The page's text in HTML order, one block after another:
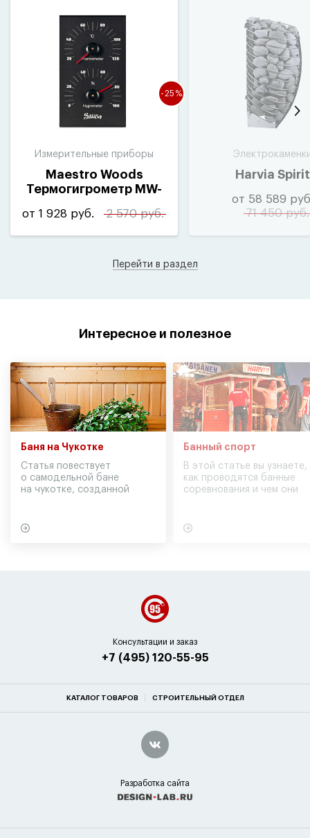
-25%
Измерительные приборы
Maestro Woods
Термогигрометр MW-
от 1 928 руб. 2 570 руб.
Harvia Spirit
от 58 589
71 450 руб.
Перейти в раздел
Интересное и полезное
Баня на Чукотке
Статья повествует
о самодельной бане
на чукотке, созданной
Банный спорт
В этой статье вы узнаете,
как проводятся банные
соревнования и чем они
Консультации и заказ
+7 (495) 120-55-95
КАТАЛОГ ТОВАРОВ СТРОИТЕЛЬНЫЙ ОТДЕЛ
Разработка сайта